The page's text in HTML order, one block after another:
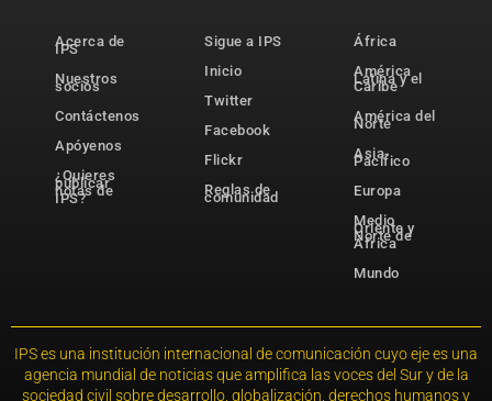
Acerca de
IPS
Nuestros
socios
Contáctenos
Apóyenos
¿Quieres
publicar
notas de
IPS?
Sigue a IPS
Inicio
Twitter
Facebook
Flickr
Reglas de
comunidad
África
América
Latina y el
Caribe
América del
Norte
Asia-
Pacífico
Europa
Medio
Oriente y
Norte de
África
Mundo
IPS es una institución internacional de comunicación cuyo eje es una
agencia mundial de noticias que amplifica las voces del Sur y de la
sociedad civil sobre desarrollo, globalización, derechos humanos y